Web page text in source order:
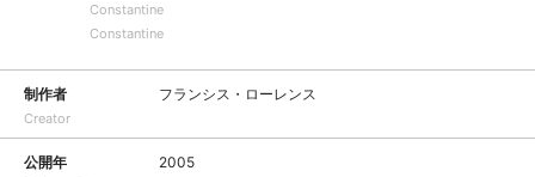
Constantine
Constantine
制作者
Creator
フランシス・ローレンス
公開年 2005